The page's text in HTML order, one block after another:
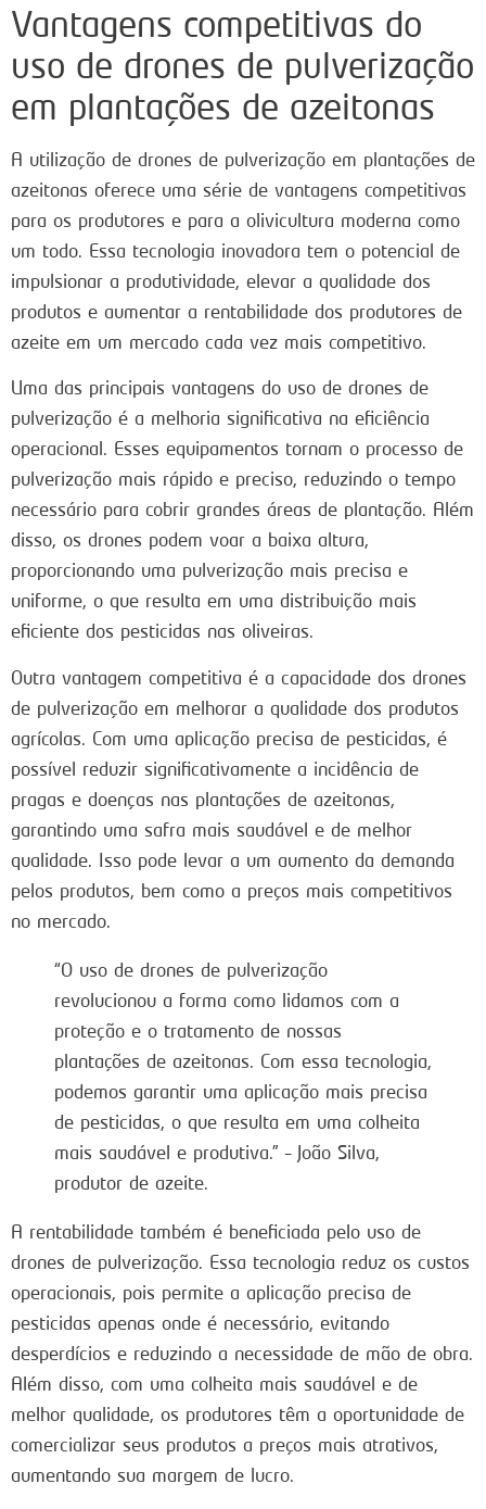
Vantagens competitivas do
uso de drones de pulverização
em plantações de azeitonas
A utilização de drones de pulverização em plantações de
azeitonas oferece uma série de vantagens competitivas
para os produtores e para a olivicultura moderna como
um todo. Essa tecnologia inovadora tem o potencial de
impulsionar a produtividade, elevar a qualidade dos
produtos e aumentar a rentabilidade dos produtores de
azeite em um mercado cada vez mais competitivo.
Uma das principais vantagens do uso de drones de
pulverização é a melhoria significativa na eficiência
operacional. Esses equipamentos tornam o processo de
pulverização mais rápido e preciso, reduzindo o tempo
necessário para cobrir grandes áreas de plantação. Além
disso, os drones podem voar a baixa altura,
proporcionando uma pulverização mais precisa e
uniforme, o que resulta em uma distribuição mais
eficiente dos pesticidas nas oliveiras.
Outra vantagem competitiva é a capacidade dos drones
de pulverização em melhorar a qualidade dos produtos
agrícolas. Com uma aplicação precisa de pesticidas, é
possível reduzir significativamente a incidência de
pragas e doenças nas plantações de azeitonas,
garantindo uma safra mais saudável e de melhor
qualidade. Isso pode levar a um aumento da demanda
pelos produtos, bem como a preços mais competitivos
no mercado.
“O uso de drones de pulverização
revolucionou a forma como lidamos com a
proteção e o tratamento de nossas
plantações de azeitonas. Com essa tecnologia,
podemos garantir uma aplicação mais precisa
de pesticidas, o que resulta em uma colheita
mais saudável e produtiva.” – João Silva,
produtor de azeite.
A rentabilidade também é beneficiada pelo uso de
drones de pulverização. Essa tecnologia reduz os custos
operacionais, pois permite a aplicação precisa de
pesticidas apenas onde é necessário, evitando
desperdícios e reduzindo a necessidade de mão de obra.
Além disso, com uma colheita mais saudável e de
melhor qualidade, os produtores têm a oportunidade de
comercializar seus produtos a preços mais atrativos,
aumentando sua margem de lucro.